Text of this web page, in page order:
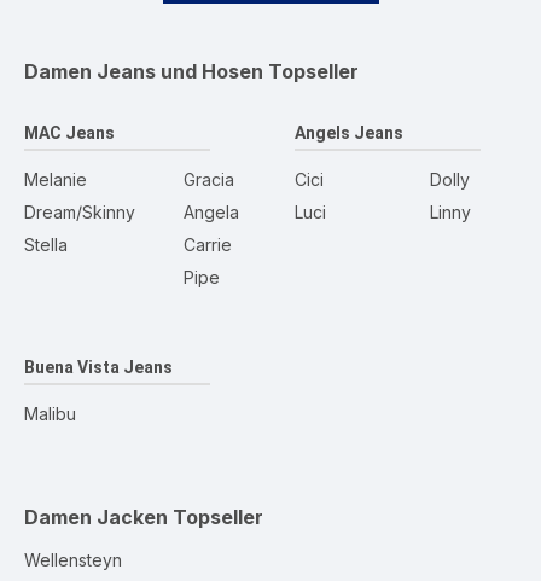
Damen Jeans und Hosen Topseller
MAC Jeans
Melanie
Dream/Skinny
Stella
Gracia
Angela
Carrie
Pipe
Angels Jeans
Cici
Luci
Dolly
Linny
Buena Vista Jeans
Malibu
Damen Jacken Topseller
Wellensteyn